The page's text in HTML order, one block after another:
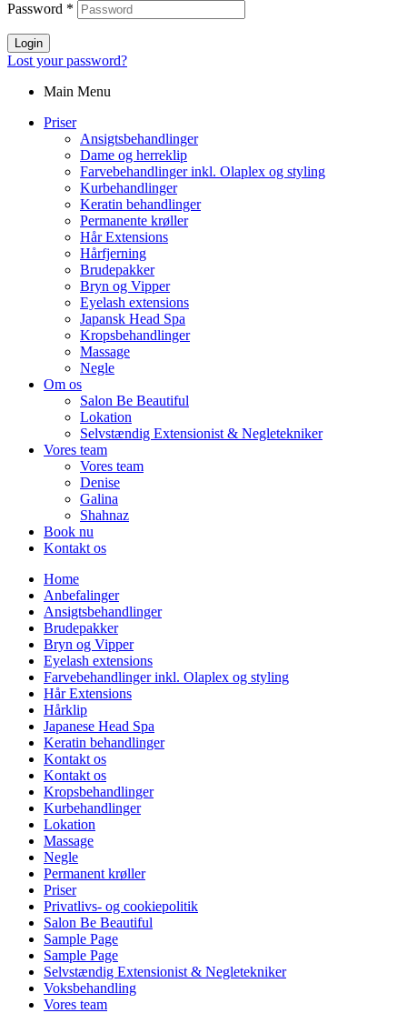
Password *
Login
Lost your password?
Main Menu
Priser
Ansigtsbehandlinger
Dame og herreklip
Farvebehandlinger inkl. Olaplex og styling
Kurbehandlinger
Keratin behandlinger
Permanente krøller
Hår Extensions
Hårfjerning
Brudepakker
Bryn og Vipper
Eyelash extensions
Japansk Head Spa
Kropsbehandlinger
Massage
Negle
Om os
Salon Be Beautiful
Lokation
Selvstændig Extensionist & Negletekniker
Vores team
Vores team
Denise
Galina
Shahnaz
Book nu
Kontakt os
Home
Anbefalinger
Ansigtsbehandlinger
Brudepakker
Bryn og Vipper
Eyelash extensions
Farvebehandlinger inkl. Olaplex og styling
Hår Extensions
Hårklip
Japanese Head Spa
Keratin behandlinger
Kontakt os
Kontakt os
Kropsbehandlinger
Kurbehandlinger
Lokation
Massage
Negle
Permanent krøller
Priser
Privatlivs- og cookiepolitik
Salon Be Beautiful
Sample Page
Sample Page
Selvstændig Extensionist & Negletekniker
Voksbehandling
Vores team